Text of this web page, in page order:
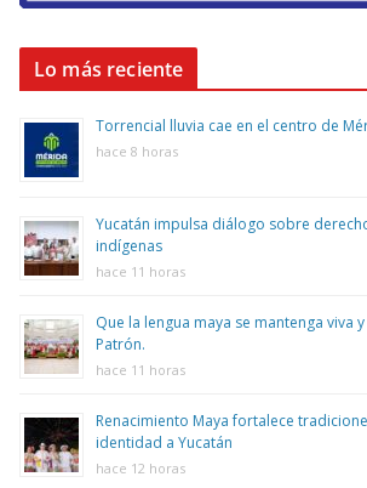
Lo más reciente
Torrencial lluvia cae en el centro de
hace 8 horas
Yucatán impulsa diálogo sobre
indígenas
hace 11 horas
Que la lengua maya se mantenga viva
Patrón.
hace 11 horas
Renacimiento Maya fortalece
identidad a Yucatán
hace 12 horas